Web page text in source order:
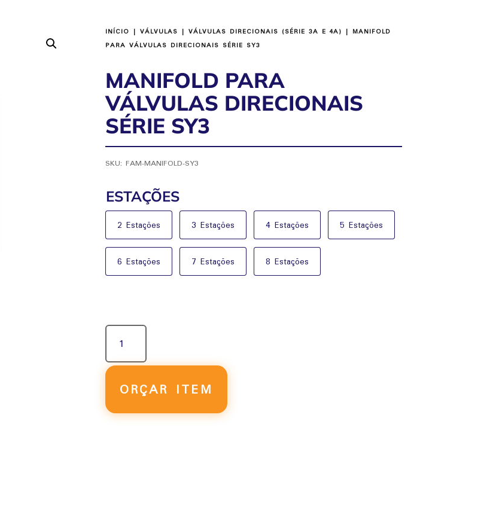
INÍCIO | VÁLVULAS | VÁLVULAS DIRECIONAIS (SÉRIE 3A E 4A) | MANIFOLD
PARA VÁLVULAS DIRECIONAIS SÉRIE SY3
MANIFOLD PARA
VÁLVULAS DIRECIONAIS
SÉRIE SY3
SKU: FAM-MANIFOLD-SY3
ESTAÇÕES
2 Estações 3 Estações 4 Estações 5 Estações
6 Estações 7 Estações 8 Estações
MANIFOLD
PARA
VÁLVULAS
DIRECIONAIS
SÉRIE
SY3
QUANTIDADE
ORÇAR ITEM